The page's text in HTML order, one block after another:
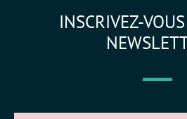
INSCRIVEZ-